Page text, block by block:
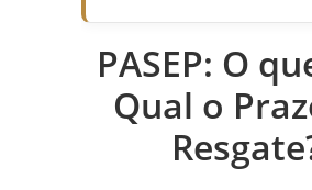
PASEP: O
Qual o